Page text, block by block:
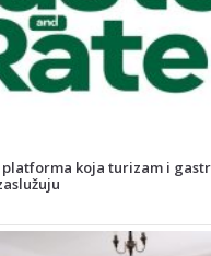
koja turizam i